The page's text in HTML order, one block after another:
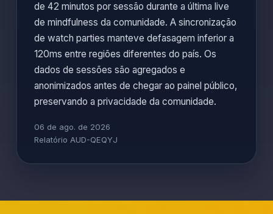
de 42 minutos por sessão durante a última live
de mindfulness da comunidade. A sincronização
de watch parties manteve defasagem inferior a
120ms entre regiões diferentes do país. Os
dados de sessões são agregados e
anonimizados antes de chegar ao painel público,
preservando a privacidade da comunidade.
06 de ago. de 2026
Relatório AUD-QEQYJ